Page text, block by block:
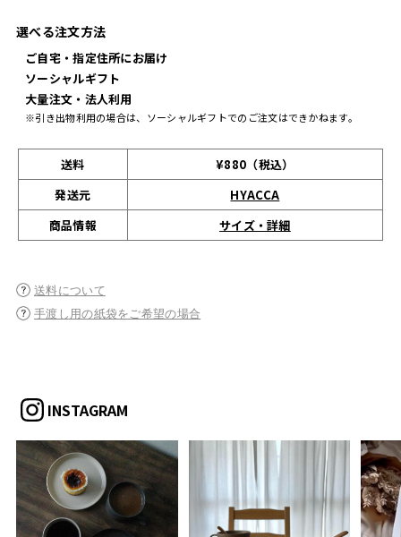
選べる注文方法
ご自宅・指定住所にお届け
ソーシャルギフト
大量注文・法人利用
※引き出物利用の場合は、ソーシャルギフトでのご注文はできかねます。
送料
¥880（税込）
発送元
HYACCA
商品情報
サイズ・詳細
送料について
手渡し用の紙袋をご希望の場合
INSTAGRAM